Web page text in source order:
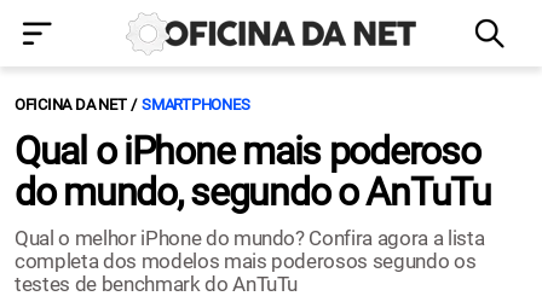
OFICINA DA NET SMARTPHONES
Qual o iPhone mais poderoso
do mundo, segundo o AnTuTu
Qual o melhor iPhone do mundo? Confira agora a lista
completa dos modelos mais poderosos segundo os
testes de benchmark do AnTuTu